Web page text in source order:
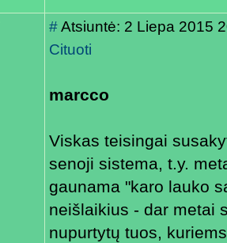
#Atsiuntė: 2 Liepa 2015
Cituoti
marcco
Viskas teisingai
senoji sistema, t.y.
gaunama "karo lauko
neišlaikius - dar metai
nupurtytų tuos,